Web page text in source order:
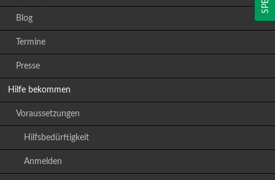
Blog
Termine
Presse
Hilfe bekommen
Voraussetzungen
Hilfsbedürftigkeit
Anmelden